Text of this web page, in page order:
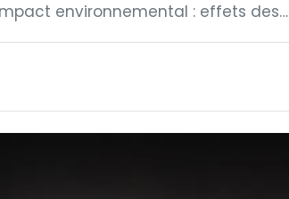
environnemental : effets des…